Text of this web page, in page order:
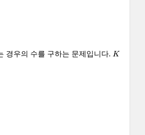
경우의 수를 구하는 문제입니다. K
K